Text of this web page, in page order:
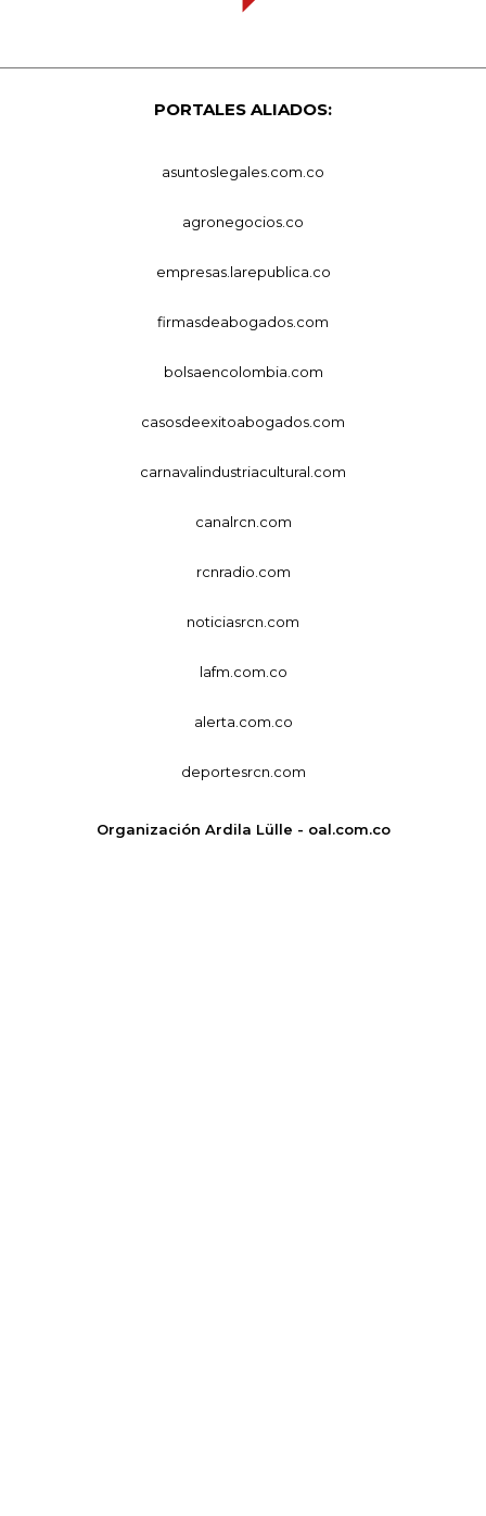
PORTALES ALIADOS:
asuntoslegales.com.co
agronegocios.co
empresas.larepublica.co
firmasdeabogados.com
bolsaencolombia.com
casosdeexitoabogados.com
carnavalindustriacultural.com
canalrcn.com
rcnradio.com
noticiasrcn.com
lafm.com.co
alerta.com.co
deportesrcn.com
Organización Ardila Lülle - oal.com.co